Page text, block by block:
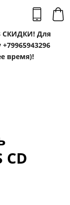
СКИДКИ! Для
время)!